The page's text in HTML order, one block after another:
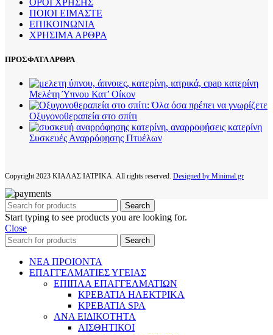
ΟΡΟΙ ΧΡΗΣΗΣ
ΠΟΙΟΙ ΕΙΜΑΣΤΕ
ΕΠΙΚΟΙΝΩΝΙΑ
ΧΡΗΣΙΜΑ ΑΡΘΡΑ
ΠΡΟΣΦΑΤΑ ΑΡΘΡΑ
Μελέτη Ύπνου Κατ’ Οίκον
Οξυγονοθεραπεία στο σπίτι
Συσκευές Αναρρόφησης Πτυέλων
Copyright2023 ΚΙΑΛΑΣ ΙΑΤΡΙΚΑ. All rights reserved. Designed by Minimal.gr
Search
Start typing to see products you are looking for.
Close
Search
ΝΕΑ ΠΡΟΙΟΝΤΑ
ΕΠΑΓΓΕΛΜΑΤΙΕΣ ΥΓΕΙΑΣ
ΕΠΙΠΛΑ ΕΠΑΓΓΕΛΜΑΤΙΩΝ
ΚΡΕΒΑΤΙΑ ΗΛΕΚΤΡΙΚΑ
ΚΡΕΒΑΤΙΑ SPA
ΑΝΑ ΕΙΔΙΚΟΤΗΤΑ
ΑΙΣΘΗΤΙΚΟΙ